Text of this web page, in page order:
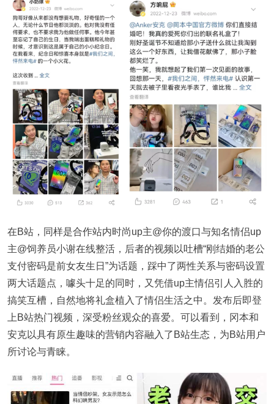
在B站，同样是合作站内时尚up主@你的渡口与知名情侣up
主@饲养员小谢在线整活，后者的视频以吐槽“刚结婚的老公
支付密码是前女友生日”为话题，踩中了两性关系与密码设置
两大话题点，噱头十足的同时，又凭借up主情侣引人入胜的
搞笑互槽，自然地将礼盒植入了情侣生活之中。发布后即登
上B站热门视频，深受粉丝观众的喜爱。可以看到，冈本和
安克以具有原生趣味的营销内容融入了B站生态，为B站用户
所讨论与青睐。